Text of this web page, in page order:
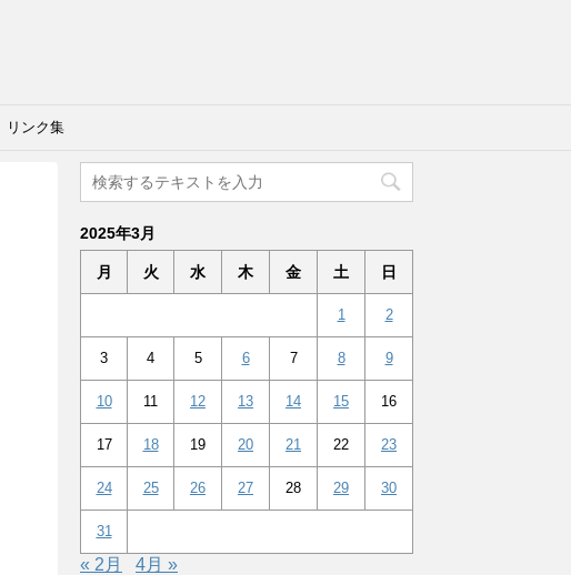
リンク集
2025年3月
月 火 水 木 金 土 日
1 2
3 4 5 6 7 8 9
10 11 12 13 14 15 16
17 18 19 20 21 22 23
24 25 26 27 28 29 30
31
« 2月
4月 »